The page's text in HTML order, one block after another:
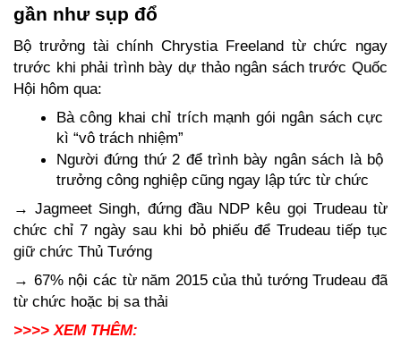
gần như sụp đổ
Bộ trưởng tài chính Chrystia Freeland từ chức ngay
trước khi phải trình bày dự thảo ngân sách trước Quốc
Hội hôm qua:
Bà công khai chỉ trích mạnh gói ngân sách cực
kì “vô trách nhiệm”
Người đứng thứ 2 để trình bày ngân sách là bộ
trưởng công nghiệp cũng ngay lập tức từ chức
→ Jagmeet Singh, đứng đầu NDP kêu gọi Trudeau từ
chức chỉ 7 ngày sau khi bỏ phiếu để Trudeau tiếp tục
giữ chức Thủ Tướng
→ 67% nội các từ năm 2015 của thủ tướng Trudeau đã
từ chức hoặc bị sa thải
>>>> XEM THÊM: